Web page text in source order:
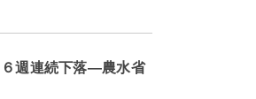
週連続下落―農水省